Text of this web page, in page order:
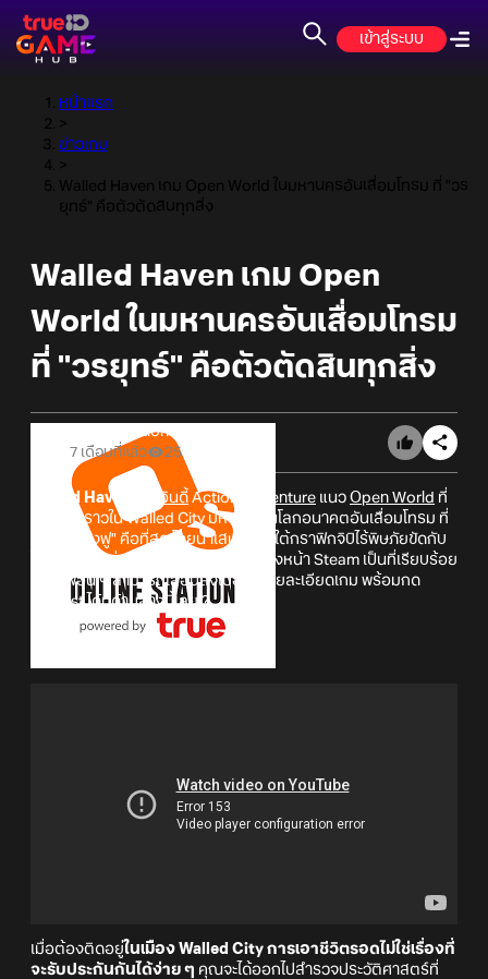
เข้าสู่ระบบ
หน้าแรก
>
ข่าวเกม
>
Walled Haven เกม Open World ในมหานครอันเสื่อมโทรม ที่ "วร
ยุทธ์" คือตัวตัดสินทุกสิ่ง
Walled Haven เกม Open
World ในมหานครอันเสื่อมโทรม
ที่ "วรยุทธ์" คือตัวตัดสินทุกสิ่ง
Online Station
7 เดือนที่แล้ว
25
Walled Haven เกมอินดี้ Action Adventure แนว Open World ที่
เล่าเรื่องราวใน Walled City มหานครในโลกอนาคตอันเสื่อมโทรม ที่
"วรยุทธ์กังฟู" คือที่สุด โดยนำเสนอภายใต้กราฟิกจิบิไร้พิษภัยขัดกับ
โทนเกมสุดหม่นหมอง จาก Oni Craft ลงหน้า Steam เป็นที่เรียบร้อย
แล้ว เพื่อน ๆ สามารถเลื่อนลงไปอ่านรายละเอียดเกม พร้อมกด
Wishlist ได้ที่ด้านล่างนี้เลย!?
เมื่อต้องติดอยู่ในเมือง Walled City การเอาชีวิตรอดไม่ใช่เรื่องที่
จะรับประกันกันได้ง่าย ๆ คุณจะได้ออกไปสำรวจประวัติศาสตร์ที่